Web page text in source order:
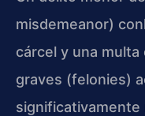
misdemeanor)
cárcel y una
graves (felonies)
significativamente